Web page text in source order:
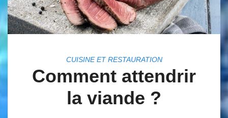
CUISINE ET RESTAURATION
Comment attendrir
la viande ?